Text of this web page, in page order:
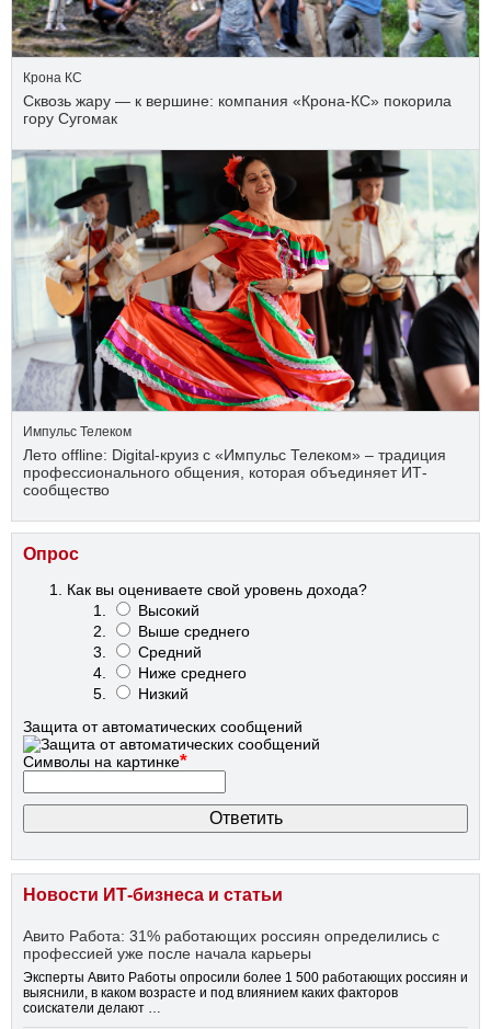
Крона КС
Сквозь жару — к вершине: компания «Крона‑КС» покорила
гору Сугомак
Импульс Телеком
Лето offline: Digital-круиз с «Импульс Телеком» – традиция
профессионального общения, которая объединяет ИТ-
сообщество
Опрос
Как вы оцениваете свой уровень дохода?
Высокий
Выше среднего
Средний
Ниже среднего
Низкий
Защита от автоматических сообщений
Символы на картинке*
Новости ИТ-бизнеса и статьи
Авито Работа: 31% работающих россиян определились с
профессией уже после начала карьеры
Эксперты Авито Работы опросили более 1 500 работающих россиян и
выяснили, в каком возрасте и под влиянием каких факторов
соискатели делают …